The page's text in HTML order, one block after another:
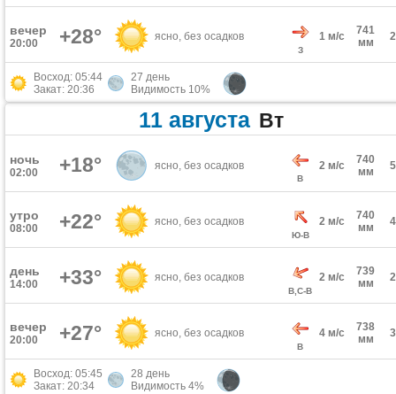
вечер
20:00 +28° ясно, без осадков
З
1 м/с
741
мм
Восход: 05:44
Закат: 20:36
27 день
Видимость 10%
11 августа Вт
ночь
02:00 +18° ясно, без осадков
В
2 м/с
740
мм
утро
08:00 +22° ясно, без осадков
Ю-В
2 м/с
740
мм
день
14:00 +33° ясно, без осадков
В,С-В
2 м/с
739
мм
вечер
20:00 +27° ясно, без осадков
В
4 м/с
738
мм
Восход: 05:45
Закат: 20:34
28 день
Видимость 4%